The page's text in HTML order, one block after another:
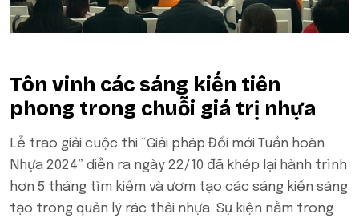
Tôn vinh các sáng kiến tiên
phong trong chuỗi giá trị nhựa
Lễ trao giải cuộc thi “Giải pháp Đổi mới Tuần hoàn
Nhựa 2024” diễn ra ngày 22/10 đã khép lại hành trình
hơn 5 tháng tìm kiếm và ươm tạo các sáng kiến sáng
tạo trong quản lý rác thải nhựa. Sự kiện nằm trong